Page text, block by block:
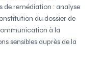
de remédiation : analyse
du dossier de
à la
sensibles auprès de la